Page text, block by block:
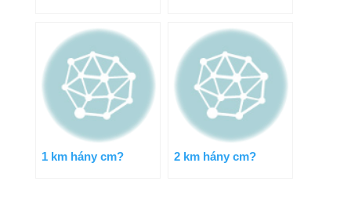
1 km hány cm? 2 km hány cm?